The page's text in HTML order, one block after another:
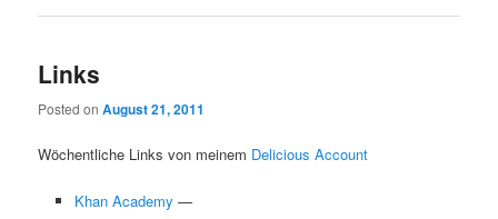
Links
Posted onAugust 21, 2011
Wöchentliche Links von meinem Delicious Account
Khan Academy —